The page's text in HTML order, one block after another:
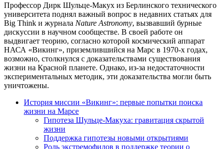
Профессор Дирк Шульце-Макух из Берлинского технического
университета поднял важный вопрос в недавних статьях для
Big Think и журнала Nature Astronomy, вызвавший бурные
дискуссии в научном сообществе. В своей работе он
выдвигает теорию, согласно которой космический аппарат
НАСА «Викинг», приземлившийся на Марс в 1970-х годах,
возможно, столкнулся с доказательствами существования
жизни на Красной планете. Однако, из-за недостаточности
экспериментальных методик, эти доказательства могли быть
уничтожены.
История миссии «Викинг»: первые попытки поиска
жизни на Марсе
Гипотеза Шульце-Макуха: гравитация скрытой
жизни
Поддержка гипотезы новыми открытиями
Роль экстремофилов в поддержке теории о